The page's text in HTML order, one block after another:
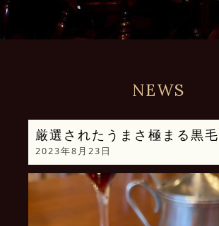
NEWS
厳選されたうまさ極まる黒
2023年8月23日
動